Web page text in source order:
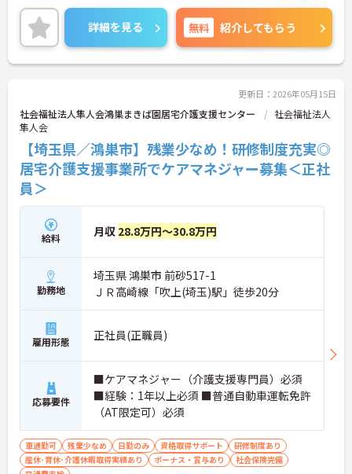
ご興味ある方には、面接対策ポイントなど、さらに
詳細をお話しいたしますのでお気軽にご相談くださ
い。
詳細を見る 無料 紹介してもらう
更新日：2026年05月15日
社会福祉法人隼人会鴻巣まきば園居宅介護支援センター
社会福祉法人
隼人会
【埼玉県／鴻巣市】残業少なめ！研修制度充実◎
居宅介護支援事業所でケアマネジャー募集＜正社
員＞
給料 月収 28.8万円～30.8万円
勤務地
埼玉県 鴻巣市 前砂517-1
ＪＲ高崎線「吹上(埼玉)駅」徒歩20分
雇用形態 正社員(正職員)
応募要件
■ケアマネジャー（介護支援専門員）必須
■経験：1年以上必須 ■普通自動車運転免許
（AT限定可）必須
車通勤可 残業少なめ 日勤のみ 資格取得サポート
研修制度あり
産休･育休･介護休暇取得実績あり
ボーナス・賞与あり
社会保険完備